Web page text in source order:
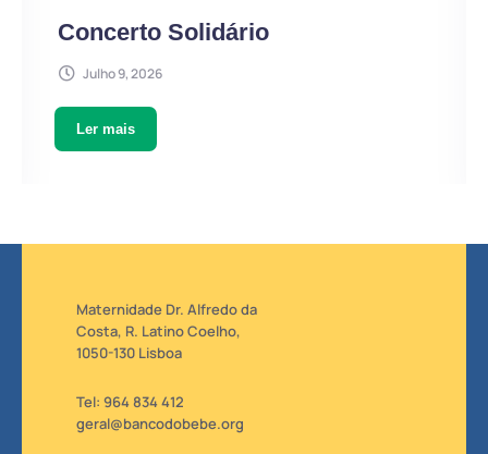
Concerto Solidário
Julho 9, 2026
Ler mais
Maternidade Dr. Alfredo da
Costa, R. Latino Coelho,
1050-130 Lisboa
Tel: 964 834 412
geral@bancodobebe.org